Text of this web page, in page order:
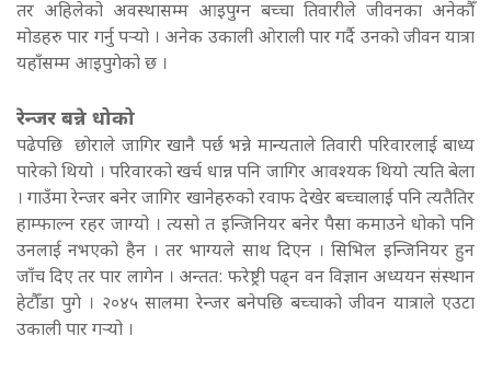
तर अहिलेको अवस्थासम्म आइपुग्न बच्चा तिवारीले जीवनका अनेकौँ
मोडहरु पार गर्नु पर्‍यो । अनेक उकाली ओराली पार गर्दै उनको जीवन यात्रा
यहाँसम्म आइपुगेको छ ।
रेन्जर बन्ने धोको
पढेपछि छोराले जागिर खानै पर्छ भन्ने मान्यताले तिवारी परिवारलाई बाध्य
पारेको थियो । परिवारको खर्च धान्न पनि जागिर आवश्यक थियो त्यति बेला
। गाउँमा रेन्जर बनेर जागिर खानेहरुको रवाफ देखेर बच्चालाई पनि त्यतैतिर
हाम्फाल्न रहर जाग्यो । त्यसो त इन्जिनियर बनेर पैसा कमाउने धोको पनि
उनलाई नभएको हैन । तर भाग्यले साथ दिएन । सिभिल इन्जिनियर हुन
जाँच दिए तर पार लागेन । अन्तत: फरेष्ट्री पढ्न वन विज्ञान अध्ययन संस्थान
हेटौँडा पुगे । २०४५ सालमा रेन्जर बनेपछि बच्चाको जीवन यात्राले एउटा
उकाली पार गर्‍यो ।